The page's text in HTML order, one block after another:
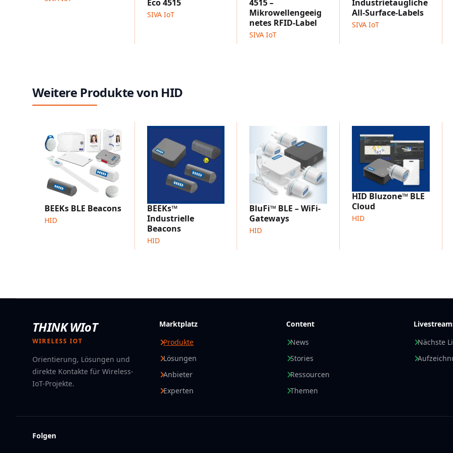
Reinigungschemikalien
Visuelle Anpassung:
Nachverfolgung zu
Eco 4515
SIVA IoT
4515 –
Mikrowellengeeig
netes RFID-Label
SIVA IoT
Industrietaugliche
All-Surface-Labels
SIVA IoT
Weitere Produkte von HID
BEEKs BLE Beacons
HID
BEEKs™
Industrielle
Beacons
HID
BluFi™ BLE – WiFi-
Gateways
HID
HID Bluzone™ BLE
Cloud
HID
THINK WIoT
WIRELESS IOT
Orientierung, Lösungen und
direkte Kontakte für Wireless-
IoT-Projekte.
Marktplatz
Produkte
Lösungen
Anbieter
Experten
Content
News
Stories
Ressourcen
Themen
Nächste
Folgen